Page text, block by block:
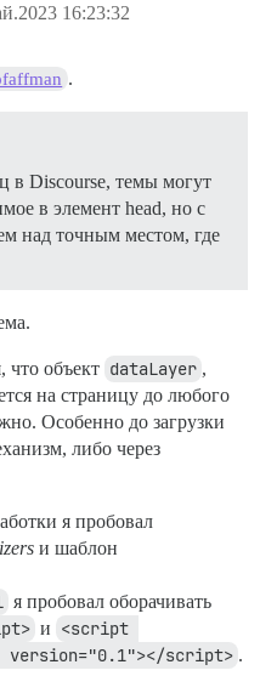
16:23:32
.
в Discourse, темы могут
в элемент head, но с
над точным местом, где
что объект dataLayer ,
на страницу до любого
Особенно до загрузки
либо через
я пробовал
и шаблон
я пробовал оборачивать
и <script
script> .